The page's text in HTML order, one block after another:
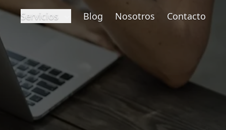
Servicios Blog Nosotros Contacto